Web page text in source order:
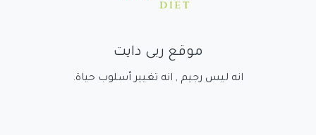
موقع ربى دايت
انه ليس رجيم , انه تغيير أسلوب حياة.